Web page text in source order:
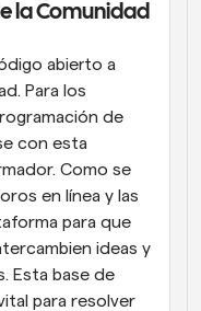
la Comunidad
abierto a
Para los
de
con esta
Como se
en línea y las
para que
ideas y
Esta base de
para resolver